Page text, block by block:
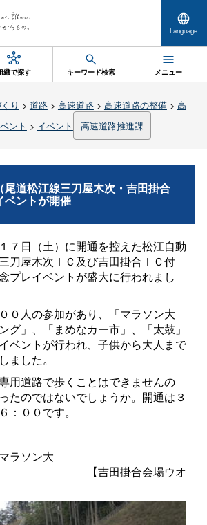
Language
織で探す キーワード検索 メニュー
り > 道路> 高速道路> 高速道路の整備> 高
ント > イベント 高速道路推進課
尾道松江線三刀屋木次・吉田掛合
ベントが開催
７日（土）に開通を控えた松江自動
刀屋木次ＩＣ及び吉田掛合ＩＣ付
プレイベントが盛大に行われまし
０人の参加があり、「マラソン大
グ」、「まめなカー市」、「太鼓」
ベントが行われ、子供から大人まで
ました。
用道路で歩くことはできませんの
たのではないでしょうか。開通は３
：００です。
ラソン大
【吉田掛合会場ウオ